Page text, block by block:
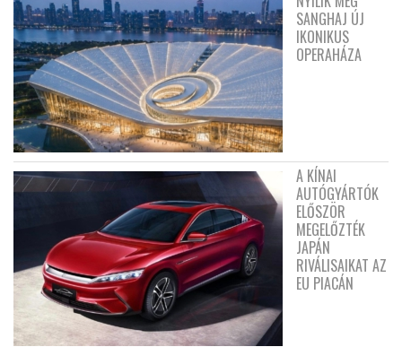
SANGHAJ ÚJ
IKONIKUS
OPERAHÁZA
A KÍNAI
AUTÓGYÁRTÓK
ELŐSZÖR
MEGELŐZTÉK
JAPÁN
RIVÁLISAIKAT AZ
EU PIACÁN